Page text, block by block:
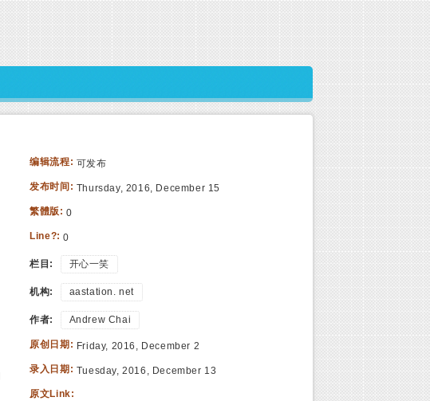
编辑流程: 可发布
发布时间: Thursday, 2016, December 15
繁體版:0
Line?:0
栏目: 开心一笑
机构: aastation. net
作者: Andrew Chai
原创日期: Friday, 2016, December 2
录入日期: Tuesday, 2016, December 13
原文Link: